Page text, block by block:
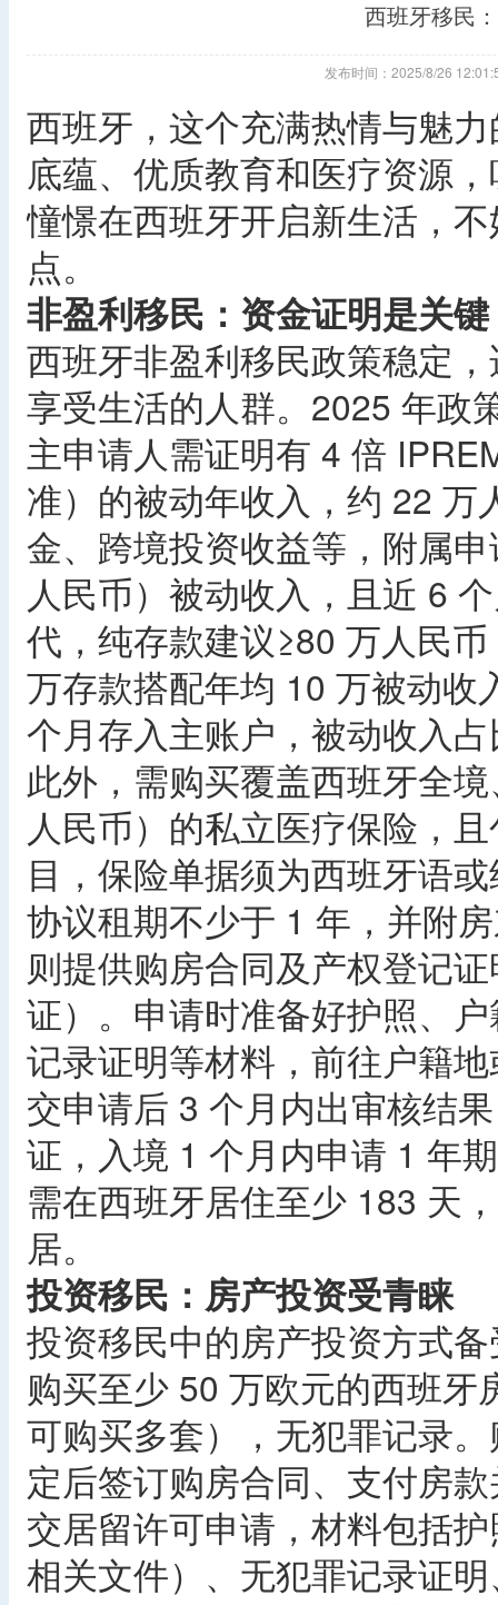
西班牙移民
发布时间：2025/8/26
西班牙，这个充满热情与魅
底蕴、优质教育和医疗资源
憧憬在西班牙开启新生活，
点。
非盈利移民：资金证明是关键
西班牙非盈利移民政策稳定
享受生活的人群。2025 年政
主申请人需证明有 4 倍
准）的被动年收入，约 22
金、跨境投资收益等，附属
人民币）被动收入，且近 6
代，纯存款建议≥80 万人民
万存款搭配年均 10 万被动收
个月存入主账户，被动收入
此外，需购买覆盖西班牙全
人民币）的私立医疗保险，
目，保险单据须为西班牙语
协议租期不少于 1 年，并附
则提供购房合同及产权登记
证）。申请时准备好护照、
记录证明等材料，前往户籍
交申请后 3 个月内出审核结
证，入境 1 个月内申请 1 年
需在西班牙居住至少 183 天
居。
投资移民：房产投资受青睐
投资移民中的房产投资方式
购买至少 50 万欧元的西班
可购买多套），无犯罪记录
定后签订购房合同、支付房
交居留许可申请，材料包括
相关文件）、无犯罪记录证